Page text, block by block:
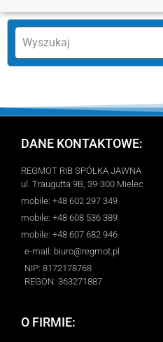
DANE KONTAKTOWE:
REGMOT RIB SPÓŁKA JAWNA
ul. Traugutta 9B, 39-300 Mielec
mobile: +48 602 297 349
mobile: +48 608 536 389
mobile: +48 607 682 946
e-mail: biuro@regmot.pl
NIP: 8172178768
REGON: 363271887
O FIRMIE: